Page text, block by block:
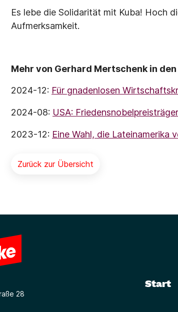
Es lebe die Solidarität mit Kuba! Hoch
Aufmerksamkeit.
Mehr von Gerhard Mertschenk in
2024-12: Für gnadenlosen
2024-08: USA:
2023-12: Eine Wahl, die Lateinamerika
Zurück zur Übersicht
28
Start